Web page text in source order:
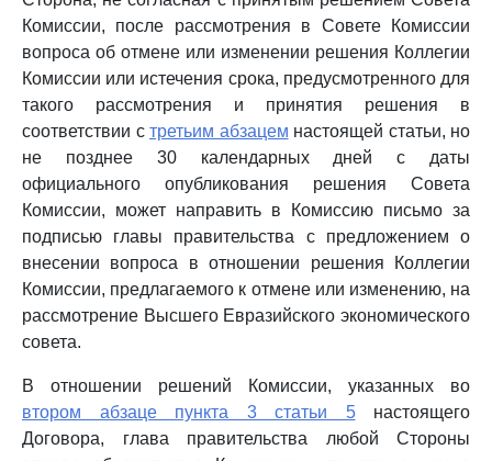
Комиссии, после рассмотрения в Совете Комиссии
вопроса об отмене или изменении решения Коллегии
Комиссии или истечения срока, предусмотренного для
такого рассмотрения и принятия решения в
соответствии с третьим абзацем настоящей статьи, но
не позднее 30 календарных дней с даты
официального опубликования решения Совета
Комиссии, может направить в Комиссию письмо за
подписью главы правительства с предложением о
внесении вопроса в отношении решения Коллегии
Комиссии, предлагаемого к отмене или изменению, на
рассмотрение Высшего Евразийского экономического
совета.
В отношении решений Комиссии, указанных во
втором абзаце пункта 3 статьи 5настоящего
Договора, глава правительства любой Стороны